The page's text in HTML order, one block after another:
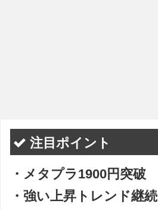
注目ポイント
・メタプラ1900円突破
・強い上昇トレンド継続